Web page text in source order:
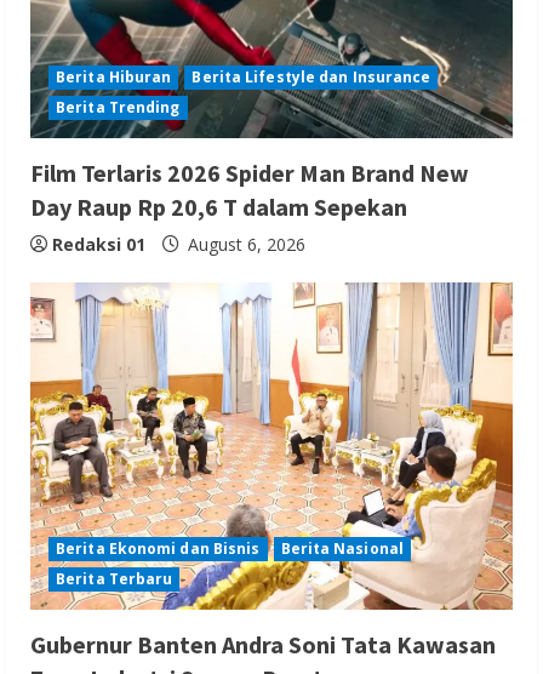
Berita Hiburan
Berita Lifestyle dan Insurance
Berita Trending
Film Terlaris 2026 Spider Man Brand New
Day Raup Rp 20,6 T dalam Sepekan
Redaksi 01 August 6, 2026
Berita Ekonomi dan Bisnis
Berita Nasional
Berita Terbaru
Gubernur Banten Andra Soni Tata Kawasan